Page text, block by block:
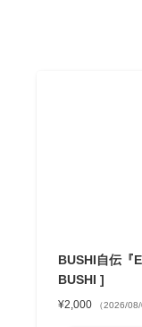
BUSHI自伝『
BUSHI ]
¥2,000 （2026/